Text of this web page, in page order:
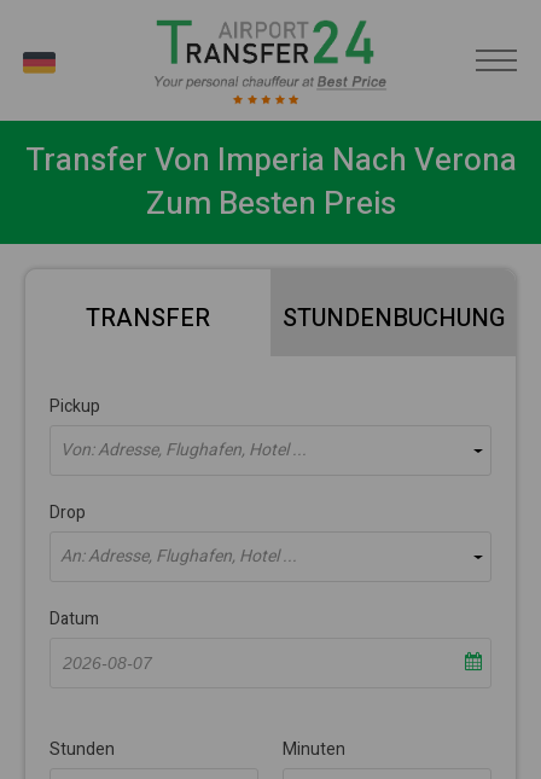
Transfer Von Imperia Nach Verona
Zum Besten Preis
TRANSFER STUNDENBUCHUNG
Pickup
Von: Adresse, Flughafen, Hotel ...
Drop
An: Adresse, Flughafen, Hotel ...
Datum
Stunden
Minuten